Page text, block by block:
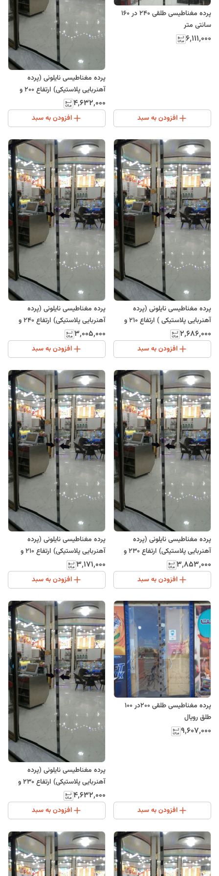
پرده مغناطیسی طلقی 240 در 160
سانتی متر
۶٬۱۱۱٬۰۰۰
افزودن به سبد
پرده مغناطیسی نایلونی (پرده
آهنربایی پلاستیکی) ارتفاع 200 و
عرض 240
۴٬۶۳۲٬۰۰۰
افزودن به سبد
پرده مغناطیسی نایلونی (پرده
آهنربایی پلاستیکی ) ارتفاع 210 و
عرض 80
۲٬۶۸۶٬۰۰۰
افزودن به سبد
پرده مغناطیسی نایلونی (پرده
آهنربایی پلاستیکی) ارتفاع 240 و
عرض 105
۳٬۰۰۵٬۰۰۰
افزودن به سبد
پرده مغناطیسی نایلونی (پرده
آهنربایی پلاستیکی) ارتفاع 230 و
عرض 175
۳٬۸۵۳٬۰۰۰
افزودن به سبد
پرده مغناطیسی نایلونی (پرده
آهنربایی پلاستیکی) ارتفاع 210 و
عرض 120
۳٬۱۷۱٬۰۰۰
افزودن به سبد
پرده مغناطیسی طلقی 200در 100
طلق رویال
۹٬۶۰۷٬۰۰۰
افزودن به سبد
پرده مغناطیسی نایلونی (پرده
آهنربایی پلاستیکی) ارتفاع 230 و
عرض 240
۴٬۶۳۲٬۰۰۰
افزودن به سبد